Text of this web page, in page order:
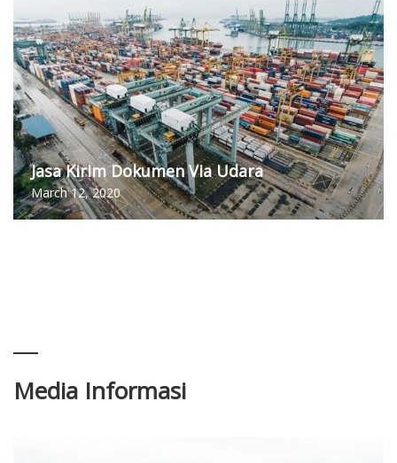
Jasa Kirim Dokumen Via Udara
March 12, 2020
Media Informasi